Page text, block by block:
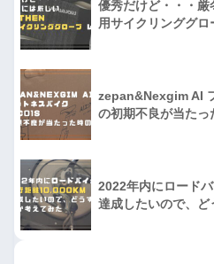
優秀だけど・・・
用サイクリンググロ
zepan&Nexgim AI
の初期不良が当たっ
2022年内にロード
達成したいので、ど